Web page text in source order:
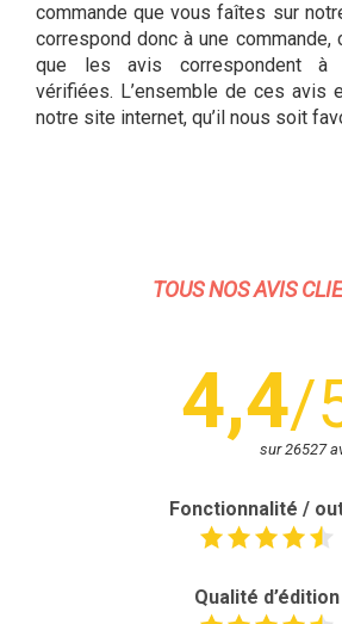
commande que vous faîtes sur
correspond donc à une commande,
que les avis correspondent à
vérifiées. L’ensemble de ces avis
notre site internet, qu’il nous soit
TOUS NOS AVIS
4,4/
sur 26527
Fonctionnalité /
Qualité d’édition